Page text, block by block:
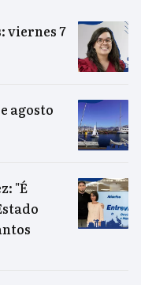
viernes 7
agosto
"É